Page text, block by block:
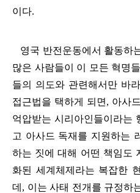
이다.
영국 반전운동에서 활동하
많은 사람들이 이 모든 혁명
들의 의도와 관련해서만 바
접근법을 택하게 되면 , 아사
억압받는 시리아인들이라는
고 아사드 독재를 지원하는
하는 짓에 대해 어떤 책임도
화된 세계체제라는 복잡한
데 , 이는 사태 전개를 규정하